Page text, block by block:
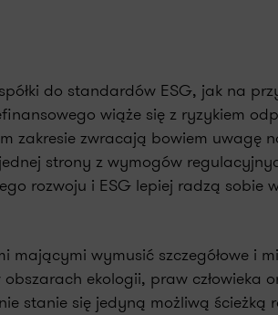
do standardów ESG, jak na
wiąże się z ryzykiem
zwracają bowiem uwagę
strony z wymogów
rozwoju i ESG lepiej radzą sobie
wymusić szczegółowe i
ekologii, praw człowieka
stanie się jedyną możliwą